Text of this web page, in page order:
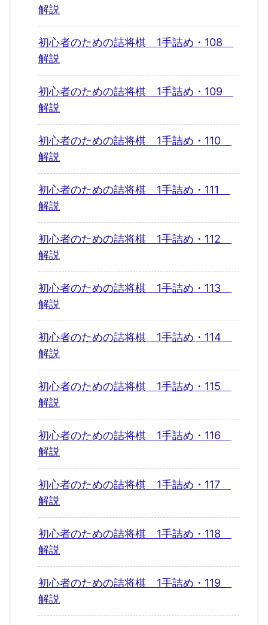
解説
初心者のための詰将棋 1手詰め・108
解説
初心者のための詰将棋 1手詰め・109
解説
初心者のための詰将棋 1手詰め・110
解説
初心者のための詰将棋 1手詰め・111
解説
初心者のための詰将棋 1手詰め・112
解説
初心者のための詰将棋 1手詰め・113
解説
初心者のための詰将棋 1手詰め・114
解説
初心者のための詰将棋 1手詰め・115
解説
初心者のための詰将棋 1手詰め・116
解説
初心者のための詰将棋 1手詰め・117
解説
初心者のための詰将棋 1手詰め・118
解説
初心者のための詰将棋 1手詰め・119
解説